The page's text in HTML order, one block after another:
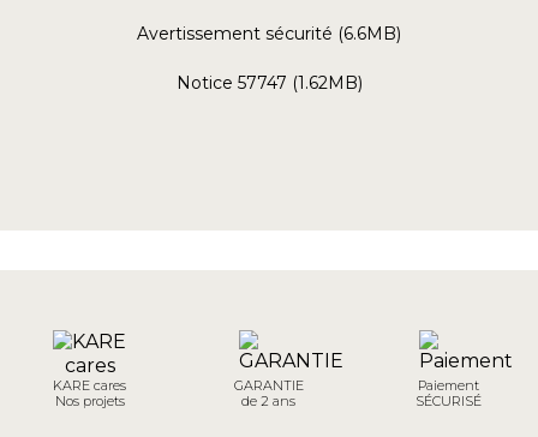
Avertissement sécurité (6.6MB)
Notice 57747 (1.62MB)
KARE cares
Nos projets
GARANTIE
de 2 ans
Paiement
SÉCURISÉ